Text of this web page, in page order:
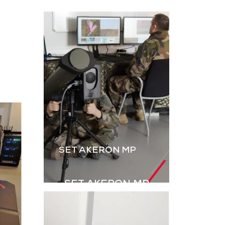
la
simulation est
essentielle. Le B2M-GR
de GDI Simulation,
enrichi par l’intégration
des grenades,
renforce le réalisme
des exercices Live.
Télécharger la
plaquette
SET AKERON MP
SET AKERON MP
pour l’entraînement